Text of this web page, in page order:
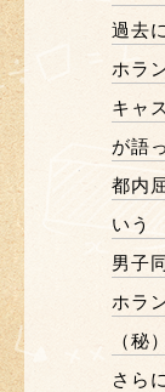
過去
ホラ
キャ
が語
都内
いう
男子
ホラ
（秘
さら